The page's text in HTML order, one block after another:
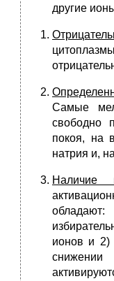
другие
Самые
свободно
покоя, на
натрия и,
Наличие
ионов и 2)
снижении